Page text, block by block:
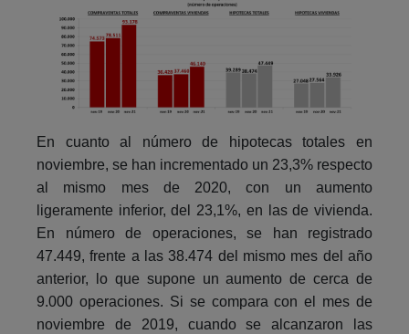
En cuanto al número de hipotecas totales en
noviembre, se han incrementado un 23,3% respecto
al mismo mes de 2020, con un aumento
ligeramente inferior, del 23,1%, en las de vivienda.
En número de operaciones, se han registrado
47.449, frente a las 38.474 del mismo mes del año
anterior, lo que supone un aumento de cerca de
9.000 operaciones. Si se compara con el mes de
noviembre de 2019, cuando se alcanzaron las